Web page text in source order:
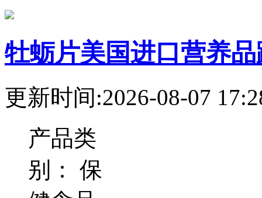
牡蛎片美国进口营养
更新时间:2026-08-07
产品类
别： 保